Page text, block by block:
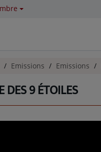
Emissions Emissions
DES 9 ÉTOILES